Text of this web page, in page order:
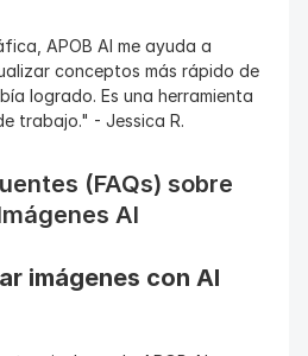
APOB AI me ayuda a
conceptos más rápido de
logrado. Es una herramienta
trabajo." - Jessica R.
(FAQs) sobre
AI
imágenes con AI